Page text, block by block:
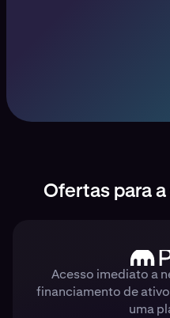
Ofertas para
Acesso imediato a
financiamento de
uma